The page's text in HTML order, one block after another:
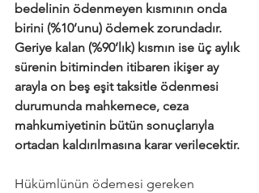
bedelinin ödenmeyen kısmının onda
birini (%10’unu) ödemek zorundadır.
Geriye kalan (%90’lık) kısmın ise üç aylık
sürenin bitiminden itibaren ikişer ay
arayla on beş eşit taksitle ödenmesi
durumunda mahkemece, ceza
mahkumiyetinin bütün sonuçlarıyla
ortadan kaldırılmasına karar verilecektir.
Hükümlünün ödemesi gereken